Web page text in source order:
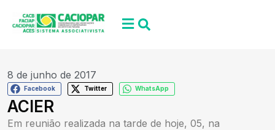
8 de junho de 2017
Facebook Twitter WhatsApp
ACIER
Em reunião realizada na tarde de hoje, 05, na